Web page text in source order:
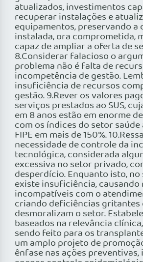
atualizados, investimentos
recuperar instalações e
equipamentos, preservando a
instalada, ora comprometida,
capaz de ampliar a oferta de
8.Considerar falacioso o
problema não é falta de
incompetência de gestão.
insuficiência de recursos
gestão. 9.Rever os valores
serviços prestados ao SUS,
em 8 anos estão em enorme
com os índices do setor
FIPE em mais de 150%.
necessidade de controle da
tecnológica, considerada
excessiva no setor privado,
desperdício. Enquanto isto,
existe insuficiência,
incompatíveis com o
criando deficiências gritantes
desmoralizam o setor.
baseados na relevância
sendo feito para os
um amplo projeto de
ênfase nas ações